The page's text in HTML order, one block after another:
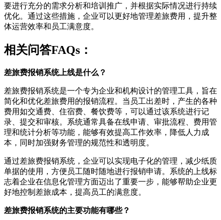
要进行充分的需求分析和培训推广，并根据实际情况进行持续
优化。通过这些措施，企业可以更好地管理差旅费用，提升整
体运营效率和员工满意度。
相关问答FAQs：
差旅费报销系统上线是什么？
差旅费报销系统是一个专为企业和机构设计的管理工具，旨在
简化和优化差旅费用的报销流程。当员工出差时，产生的各种
费用如交通费、住宿费、餐饮费等，可以通过该系统进行记
录、提交和审核。系统通常具备在线申请、审批流程、费用管
理和统计分析等功能，能够有效提高工作效率，降低人力成
本，同时加强财务管理的规范性和透明度。
通过差旅费报销系统，企业可以实现电子化的管理，减少纸质
单据的使用，方便员工随时随地进行报销申请。系统的上线标
志着企业在信息化管理方面迈出了重要一步，能够帮助企业更
好地控制差旅成本，提高员工的满意度。
差旅费报销系统的主要功能有哪些？